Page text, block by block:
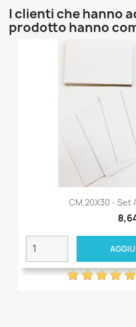
I clienti che hanno
prodotto hanno
CM.20X30 - Set